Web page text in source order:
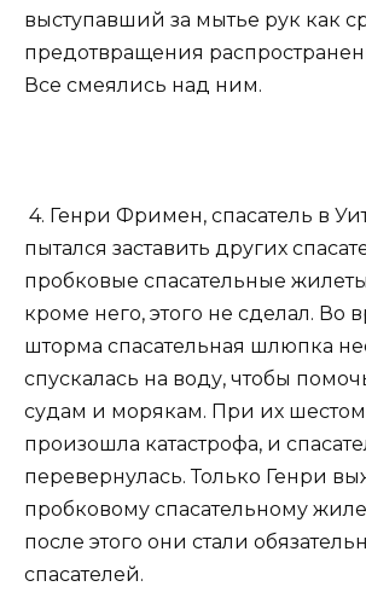
выступавший за мытье рук как
предотвращения
Все смеялись над ним.
4. Генри Фримен, спасатель в
пытался заставить других
пробковые спасательные
кроме него, этого не сделал. Во
шторма спасательная шлюпка
спускалась на воду, чтобы
судам и морякам. При их шестом
произошла катастрофа, и
перевернулась. Только Генри
пробковому спасательному
после этого они стали
спасателей.